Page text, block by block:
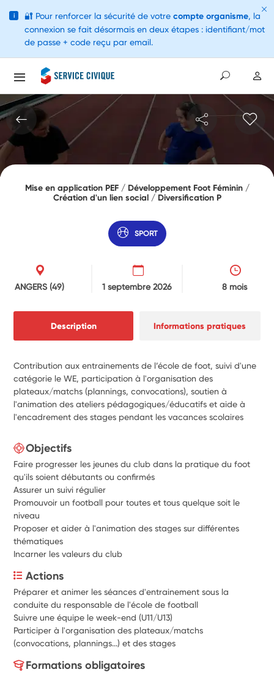
Mise en application PEF / Développement Foot Féminin /
Création d'un lien social / Diversification P
SPORT
ANGERS(49) 1 septembre 2026 8 mois
Description Informations pratiques
Contribution aux entrainements de l’école de foot, suivi d'une
catégorie le WE, participation à l'organisation des
plateaux/matchs (plannings, convocations), soutien à
l'animation des ateliers pédagogiques/éducatifs et aide à
l'encadrement des stages pendant les vacances scolaires
Objectifs
Faire progresser les jeunes du club dans la pratique du foot
qu'ils soient débutants ou confirmés
Assurer un suivi régulier
Promouvoir un football pour toutes et tous quelque soit le
niveau
Proposer et aider à l'animation des stages sur différentes
thématiques
Incarner les valeurs du club
Actions
Préparer et animer les séances d'entrainement sous la
conduite du responsable de l'école de football
Suivre une équipe le week-end (U11/U13)
Participer à l'organisation des plateaux/matchs
(convocations, plannings...) et des stages
Formations obligatoires
i 🔐 Pour renforcer la sécurité de votre compte organisme, la
connexion se fait désormais en deux étapes : identifiant/mot
de passe + code reçu par email.